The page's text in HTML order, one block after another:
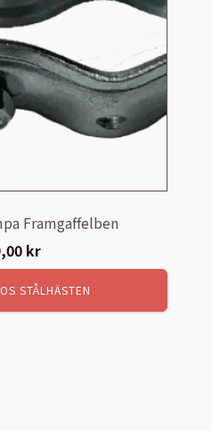
Framgaffelben
kr
STÅLHÄSTEN